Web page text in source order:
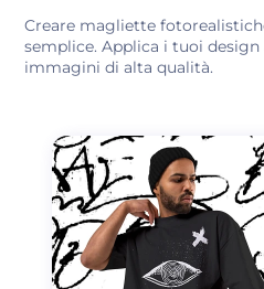
Creare magliette
semplice. Applica i tuoi
immagini di alta qualità.